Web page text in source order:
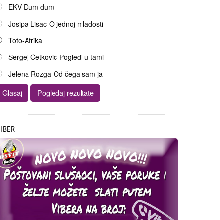
EKV-Dum dum
Josipa Lisac-O jednoj mladosti
Toto-Afrika
Sergej Ćetković-Pogledi u tami
Jelena Rozga-Od čega sam ja